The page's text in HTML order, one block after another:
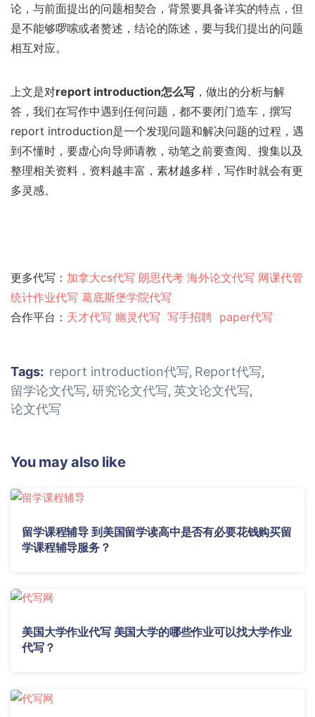
论，与前面提出的问题相契合，背景要具备详实的特点，但
是不能够啰嗦或者赘述，结论的陈述，要与我们提出的问题
相互对应。
上文是对report introduction怎么写 ，做出的分析与解
答，我们在写作中遇到任何问题，都不要闭门造车，撰写
report introduction是一个发现问题和解决问题的过程，遇
到不懂时，要虚心向导师请教，动笔之前要查阅、搜集以及
整理相关资料，资料越丰富，素材越多样，写作时就会有更
多灵感。
更多代写： 加拿大cs代写 朗思代考 海外论文代写 网课代管
统计作业代写 葛底斯堡学院代写
合作平台： 天才代写 幽灵代写 写手招聘 paper代写
Tags: report introduction代写, Report代写,
留学论文代写, 研究论文代写, 英文论文代写,
论文代写
You may also like
留学课程辅导 到美国留学读高中是否有必要花钱购买留
学课程辅导服务？
美国大学作业代写 美国大学的哪些作业可以找大学作业
代写？